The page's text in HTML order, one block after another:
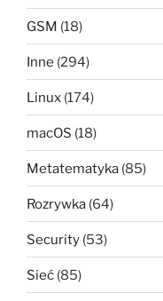
GSM (18)
Inne (294)
Linux (174)
macOS (18)
Metatematyka (85)
Rozrywka (64)
Security (53)
Sieć (85)